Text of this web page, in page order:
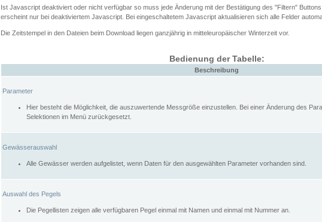
Ist Javascript deaktiviert oder nicht verfügbar so muss jede Änderung mit der Bestätigung des "Filtern"
erscheint nur bei deaktiviertem Javascript. Bei eingeschaltetem Javascript aktualisieren sich alle Felder
Die Zeitstempel in den Dateien beim Download liegen ganzjährig in mitteleuropäischer Winterzeit vor.
Bedienung der Tabelle:
Beschreibung
Parameter
Hier besteht die Möglichkeit, die auszuwertende Messgröße einzustellen. Bei einer Änderung des
Selektionen im Menü zurückgesetzt.
Gewässerauswahl
Alle Gewässer werden aufgelistet, wenn Daten für den ausgewählten Parameter vorhanden sind.
Auswahl des Pegels
Die Pegellisten zeigen alle verfügbaren Pegel einmal mit Namen und einmal mit Nummer an.